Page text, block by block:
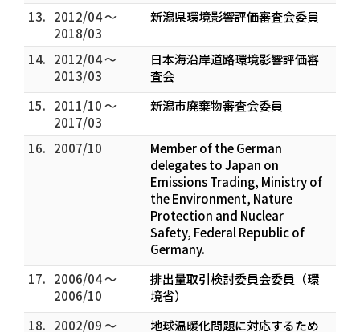
13. 2012/04 ～
2018/03
新潟県環境影響評価審査会委員
14. 2012/04 ～
2013/03
日本海沿岸道路環境影響評価審
査会
15. 2011/10 ～
2017/03
新潟市廃棄物審査会委員
16. 2007/10
Member of the German
delegates to Japan on
Emissions Trading, Ministry of
the Environment, Nature
Protection and Nuclear
Safety, Federal Republic of
Germany.
17. 2006/04 ～
2006/10
排出量取引検討委員会委員（環
境省）
18. 2002/09 ～ 地球温暖化問題に対応するため